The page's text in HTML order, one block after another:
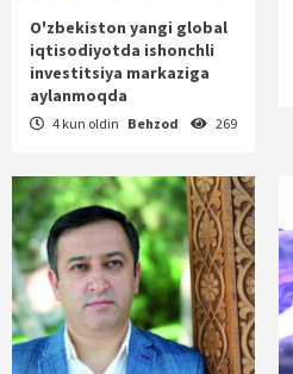
O'zbekiston yangi global
iqtisodiyotda ishonchli
investitsiya markaziga
aylanmoqda
4 kun oldin Behzod 269